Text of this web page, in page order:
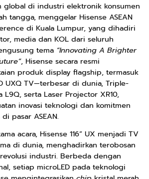
global di industri elektronik konsumen
tangga, menggelar Hisense ASEAN
di Kuala Lumpur, yang dihadiri
media dan KOL dari seluruh
tema “Innovating A Brighter
, Hisense secara resmi
produk display flagship, termasuk
UXQ TV—terbesar di dunia, Triple-
L9Q, serta Laser Projector XR10,
inovasi teknologi dan komitmen
pasar ASEAN.
acara, Hisense 116” UX menjadi TV
di dunia, menghadirkan terobosan
industri. Berbeda dengan
setiap microLED pada teknologi